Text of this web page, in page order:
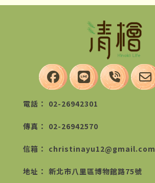
02-26942301
02-26942570
christinayu12@gmail.com
新北市八里區博物館路75號